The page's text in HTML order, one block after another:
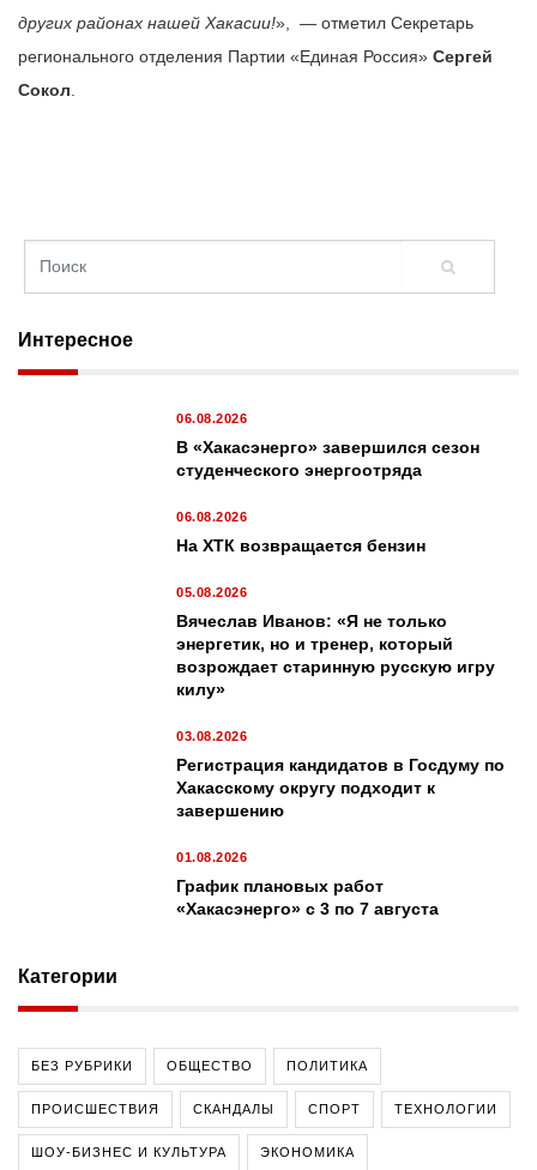
других районах нашей Хакасии!», — отметил Секретарь
регионального отделения Партии «Единая Россия» Сергей
Сокол
Интересное
06.08.2026
В «Хакасэнерго» завершился сезон
студенческого энергоотряда
06.08.2026
На ХТК возвращается бензин
05.08.2026
Вячеслав Иванов: «Я не только
энергетик, но и тренер, который
возрождает старинную русскую игру
килу»
03.08.2026
Регистрация кандидатов в Госдуму по
Хакасскому округу подходит к
завершению
01.08.2026
График плановых работ
«Хакасэнерго» с 3 по 7 августа
Категории
БЕЗ РУБРИКИ ОБЩЕСТВО ПОЛИТИКА
ПРОИСШЕСТВИЯ СКАНДАЛЫ СПОРТ ТЕХНОЛОГИИ
ШОУ-БИЗНЕС И КУЛЬТУРА ЭКОНОМИКА